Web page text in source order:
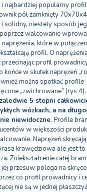
i najbardziej popularny profil
pół zamknięty
i solidny, niestety sposób
walcowanie
które w
profil. O
przecinając profil
końce w skutek naprężeń
można spotkać profile
„zwichrowane” (rys 4).
5 stopni
wózkach, a na
niewidoczne. Profile
w większości
Naprężeń
krawędziowa ale jest
Zniekształcenie całej
przesuw polega na
co profil prowadnicy i
nie są w jednej